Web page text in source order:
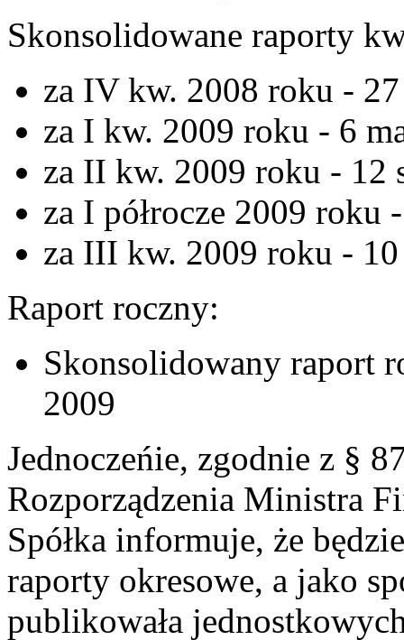
Skonsolidowane raporty
za IV kw. 2008 roku -
za I kw. 2009 roku - 6
za II kw. 2009 roku - 12
za I półrocze 2009 roku
za III kw. 2009 roku -
Raport roczny:
Skonsolidowany raport
2009
Jednoczeńie, zgodnie z §
Rozporządzenia Ministra
Spółka informuje, że
raporty okresowe, a jako
publikowała